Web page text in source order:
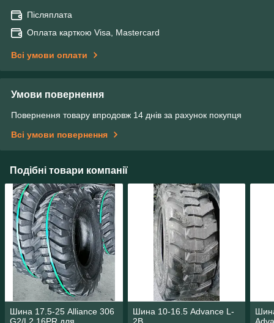
Післяплата
Оплата карткою Visa, Mastercard
Всі умови оплати
Умови повернення
Повернення товару впродовж 14 днів за рахунок покупця
Всі умови повернення
Подібні товари компанії
Шина 17.5-25 Alliance 306
Шина 10-16.5 Advance L-